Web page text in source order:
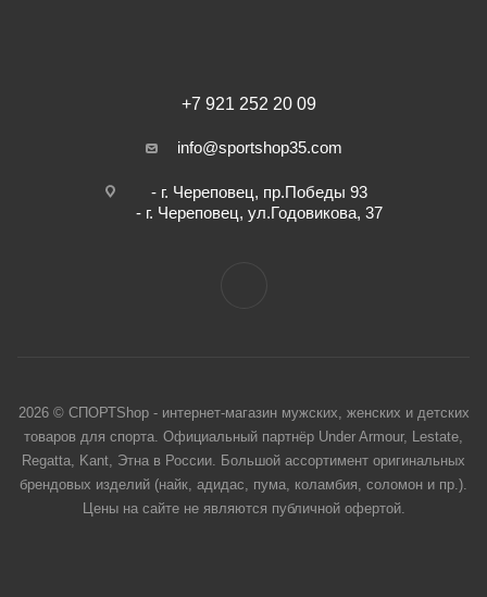
+7 921 252 20 09
info@sportshop35.com
- г. Череповец, пр.Победы 93
- г. Череповец, ул.Годовикова, 37
2026 © СПОРТShop - интернет-магазин мужских, женских и детских
товаров для спорта. Официальный партнёр Under Armour, Lestate,
Regatta, Kant, Этна в России. Большой ассортимент оригинальных
брендовых изделий (найк, адидас, пума, коламбия, соломон и пр.).
Цены на сайте не являются публичной офертой.